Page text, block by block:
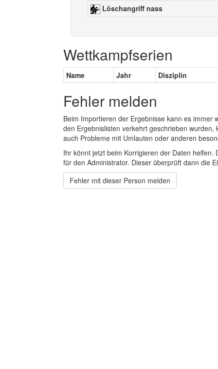
Löschangriff nass
Wettkampfserien
Name Jahr Disziplin
Fehler melden
Beim Importieren der Ergebnisse kann es
den Ergebnislisten verkehrt geschrieben
auch Probleme mit Umlauten oder anderen
Ihr könnt jetzt beim Korrigieren der Daten
für den Administrator. Dieser überprüft dann die
Fehler mit dieser Person melden